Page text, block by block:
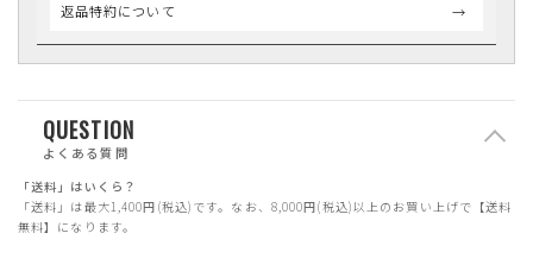
返品特約について
QUESTION
よくある質問
「送料」はいくら？
「送料」は最大1,400円(税込)です。なお、8,000円(税込)以上のお買い上げで【送料
無料】になります。